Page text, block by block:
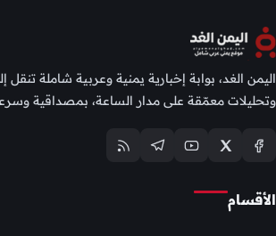
اليمن الغد، بوابة إخبارية يمنية وعربية شاملة تنقل
وتحليلات معمّقة على مدار الساعة، بمصداقية
الأقسام